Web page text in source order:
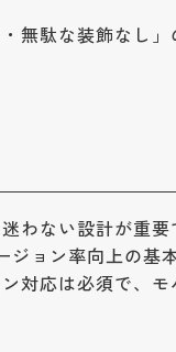
無駄な装飾なし
わない設計が重
ョン率向上の基
対応は必須で、